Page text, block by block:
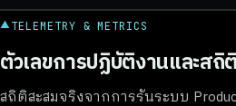
▲TELEMETRY & METRICS
ตัวเลขการปฏิบัติงานและสถิ
สถิติสะสมจริงจากการรันระบบ